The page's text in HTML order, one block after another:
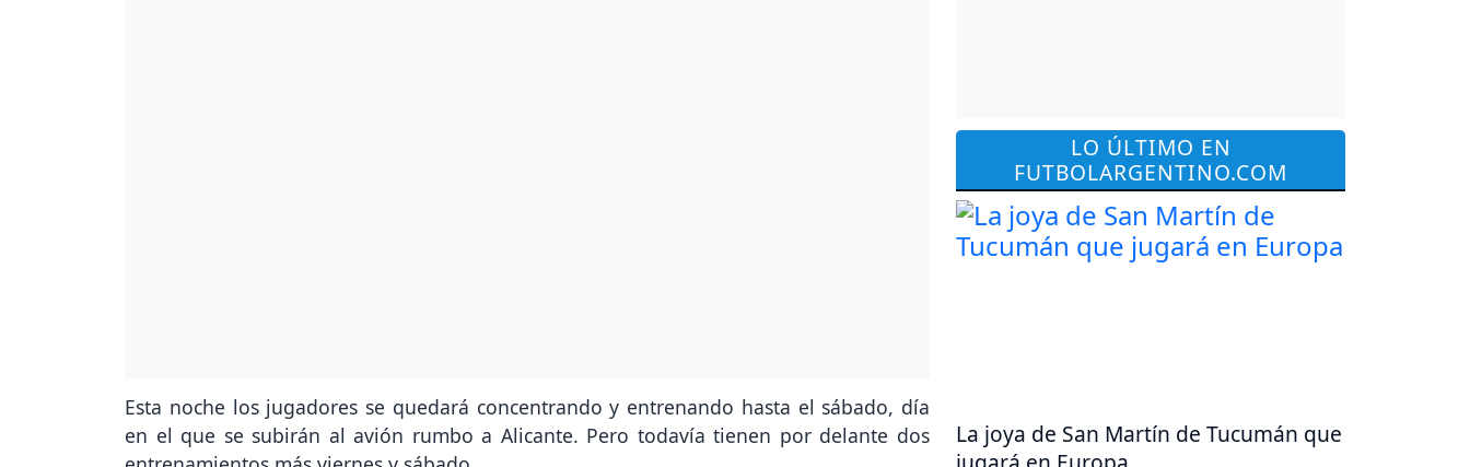
Esta noche los jugadores se quedará concentrando y entrenando hasta el sábado, día
en el que se subirán al avión rumbo a Alicante. Pero todavía tienen por delante dos
LO ÚLTIMO EN
FUTBOLARGENTINO.COM
La joya de San Martín de Tucumán que